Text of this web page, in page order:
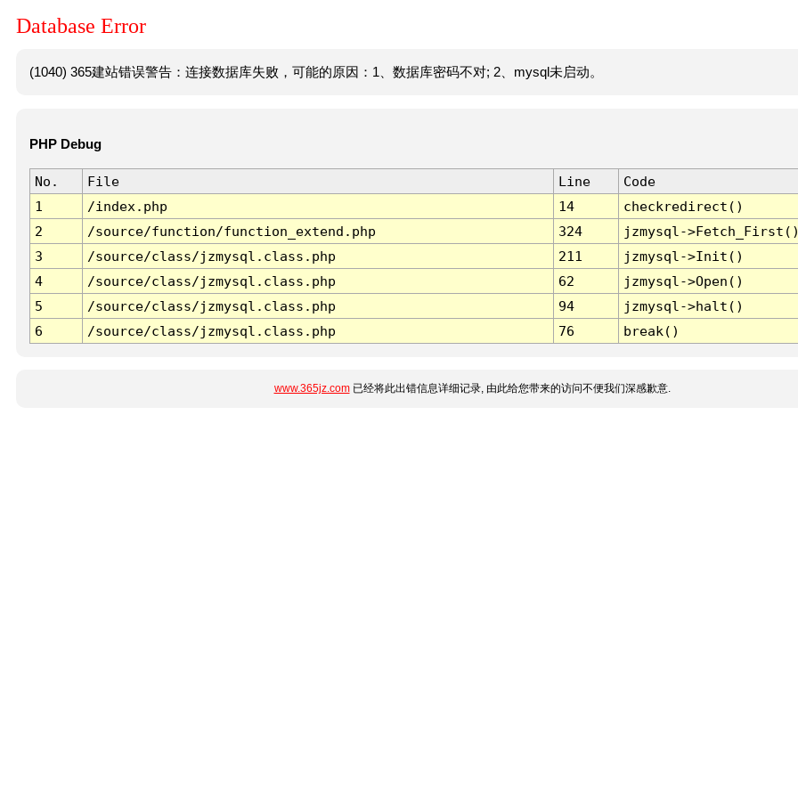
Database Error
(1040) 365建站错误警告：连接数据库失败，可能的原因：1、数据库密码不对; 2、mysql未启动。
PHP Debug
No. File Line
Code
1
/index.php 14
checkredirect()
2
/source/function/function_extend.php 324
jzmysql-
3
/source/class/jzmysql.class.php 211
jzmysql->Init()
4
/source/class/jzmysql.class.php 62
jzmysql->Open()
5
/source/class/jzmysql.class.php 94
jzmysql->halt()
6
/source/class/jzmysql.class.php 76 break()
www.365jz.com已经将此出错信息详细记录, 由此给您带来的访问不便我们深感歉意.